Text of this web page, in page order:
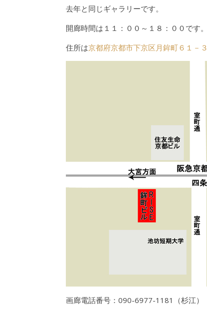
去年と同じギャラリーです。
開廊時間は１１：００～１８：００です。
住所は京都府京都市下京区月鉾町６１－
画廊電話番号：090-6977-1181（杉江）